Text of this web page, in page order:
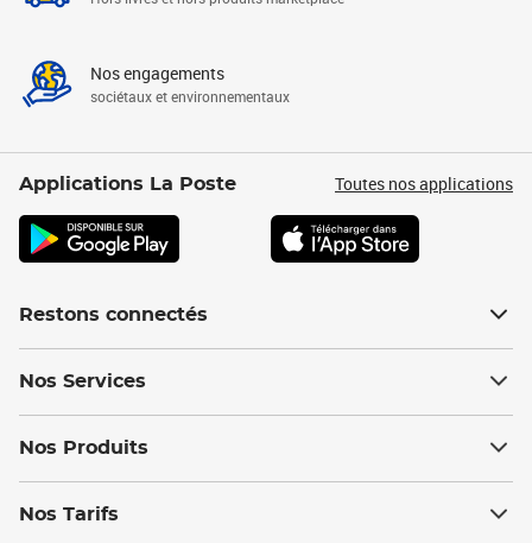
Nos engagements
sociétaux et environnementaux
Applications La Poste Toutes nos applications
Restons connectés
Nos Services
Nos Produits
Nos Tarifs